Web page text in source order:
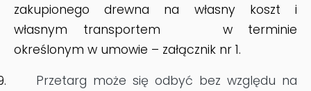
zakupionego drewna na własny koszt i
własnym transportem w terminie
określonym w umowie – załącznik nr 1.
Przetarg może się odbyć bez względu na